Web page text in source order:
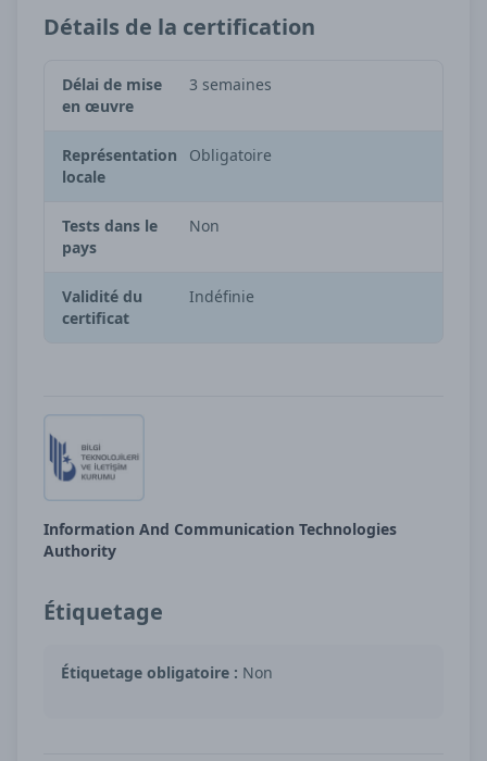
Détails de la certification
Délai de mise
en œuvre
3 semaines
Représentation
locale
Obligatoire
Tests dans le
pays
Non
Validité du
certificat
Indéfinie
Information And Communication Technologies
Authority
Étiquetage
Étiquetage obligatoire : Non